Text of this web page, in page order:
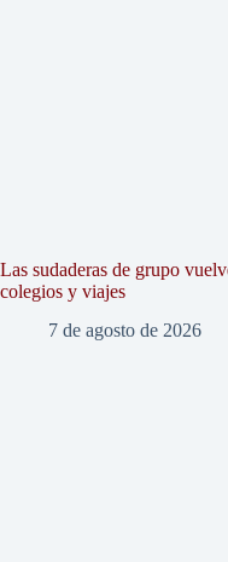
Las sudaderas de grupo
colegios y viajes
7 de agosto de 2026